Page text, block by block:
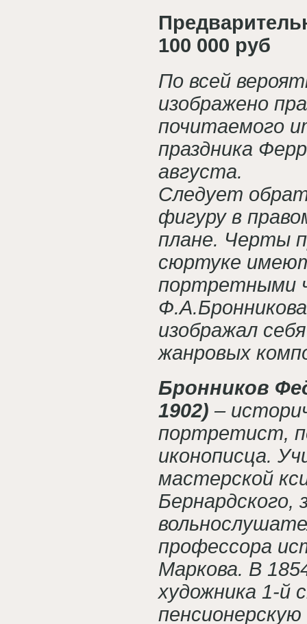
100 000 руб
По всей
изображено
почитаемого
праздника
августа.
Следует
фигуру в
плане. Черты
сюртуке
портретными
изображал
жанровых
Бронников
1902) –
портретист,
иконописца.
мастерской
Бернардского,
профессора
Маркова. В
художника 1-й